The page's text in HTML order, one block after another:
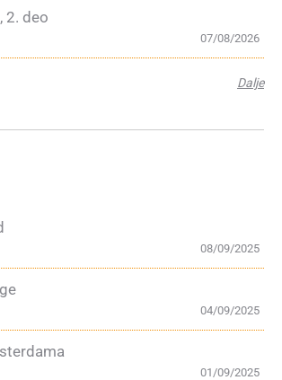
2. deo
07/08/2026
Dalje
08/09/2025
04/09/2025
01/09/2025